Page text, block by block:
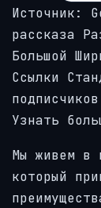
Источник:
рассказа
Большой
Ссылки
подписчиков
Узнать
Мы живем в
который